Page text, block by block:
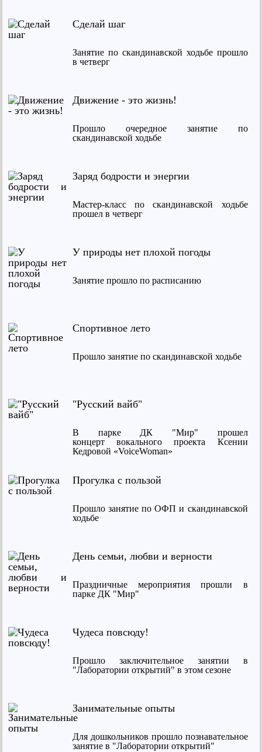
Сделай шаг
Занятие по скандинавской ходьбе прошло
в четверг
Движение - это жизнь!
Прошло очередное занятие по
скандинавской ходьбе
Заряд бодрости и энергии
Мастер-класс по скандинавской ходьбе
прошел в четверг
У природы нет плохой погоды
Занятие прошло по расписанию
Спортивное лето
Прошло занятие по скандинавской ходьбе
"Русский вайб"
В парке ДК "Мир" прошел
концерт вокального проекта Ксении
Кедровой «VoiceWoman»
Прогулка с пользой
Прошло занятие по ОФП и скандинавской
ходьбе
День семьи, любви и верности
Праздничные мероприятия прошли в
парке ДК "Мир"
Чудеса повсюду!
Прошло заключительное занятии в
"Лаборатории открытий" в этом сезоне
Занимательные опыты
Для дошкольников прошло познавательное
занятие в "Лаборатории открытий"